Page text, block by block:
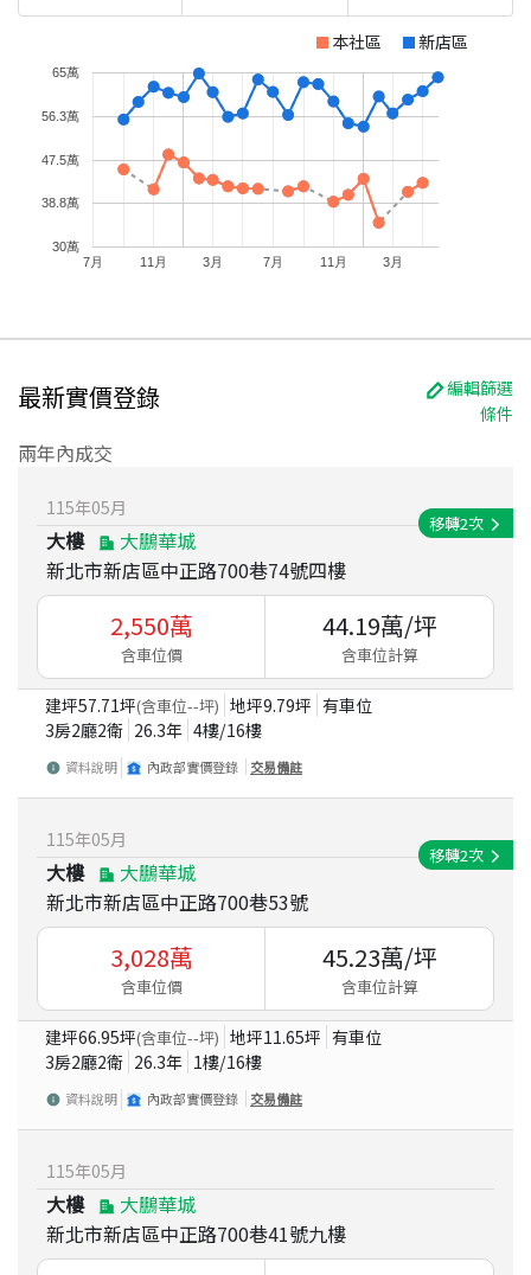
本社區 新店區
7月 11月 3月 7月 11月 3月
30萬
38.8萬
47.5萬
56.3萬
65萬
最新實價登錄
編輯篩選
條件
兩年內成交
115年05月
大樓
大鵬華城
新北市新店區中正路700巷74號四樓
移轉2次
2,550萬
含車位價
44.19萬/坪
含車位計算
建坪57.71坪(含車位--坪) 地坪9.79坪 有車位
3房2廳2衛 26.3年 4樓/16樓
資料說明 內政部實價登錄 交易備註
115年05月
大樓
大鵬華城
新北市新店區中正路700巷53號
移轉2次
3,028萬
含車位價
45.23萬/坪
含車位計算
建坪66.95坪(含車位--坪) 地坪11.65坪 有車位
3房2廳2衛 26.3年 1樓/16樓
資料說明 內政部實價登錄 交易備註
115年05月
大樓
大鵬華城
新北市新店區中正路700巷41號九樓